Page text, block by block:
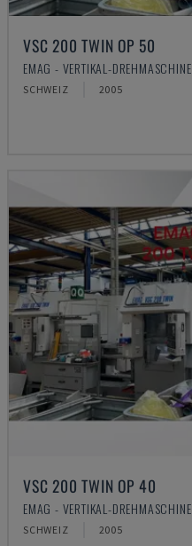
VSC 200 TWIN OP 50
EMAG - VERTIKAL-DREHMASCHINE
SCHWEIZ 2005
VSC 200 TWIN OP 40
EMAG - VERTIKAL-DREHMASCHINE
SCHWEIZ 2005